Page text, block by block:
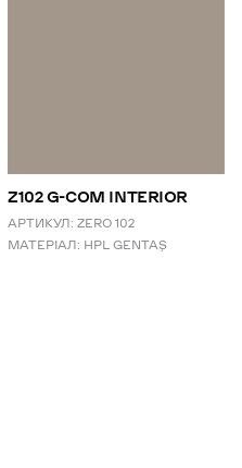
Z102 G-COM INTERIOR
АРТИКУЛ: ZERO 102
МАТЕРІАЛ: HPL GENTAŞ